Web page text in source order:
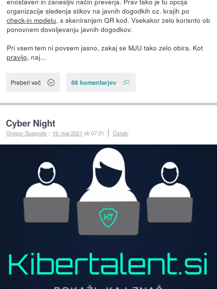
organizacije sledenja stikov na javnih dogodkih oz. krajih po
check-in modelu, s skeniranjem QR kod. Vsekakor zelo korisnto ob
ponovnem dovoljevanju javnih dogodkov.
Pri vsem tem ni povsem jasno, zakaj se MJU tako zelo obira. Kot
pravijo, naj...
Preberi več 88 komentarjev
Cyber Night
Gregor Spagnolo :: 19. maj 2021 ob 07:21 Ostalo